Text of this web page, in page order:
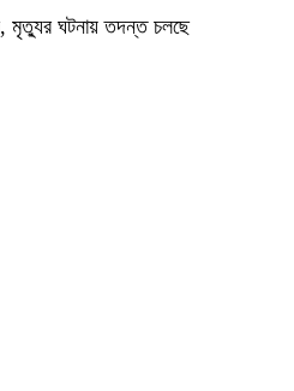
মৃত্যুর ঘটনায় তদন্ত চলছে